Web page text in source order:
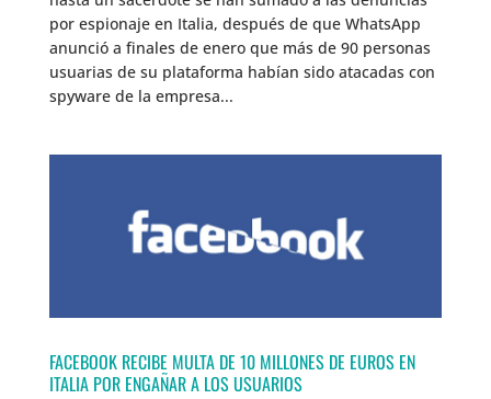
por espionaje en Italia, después de que WhatsApp
anunció a finales de enero que más de 90 personas
usuarias de su plataforma habían sido atacadas con
spyware de la empresa...
FACEBOOK RECIBE MULTA DE 10 MILLONES DE EUROS EN
ITALIA POR ENGAÑAR A LOS USUARIOS